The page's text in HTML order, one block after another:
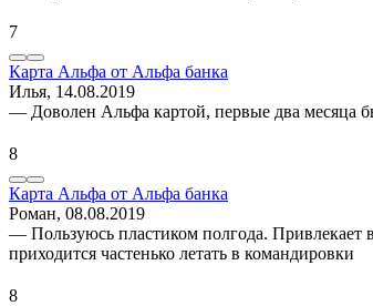
7
Карта Альфа от Альфа банка
Илья, 14.08.2019
— Доволен Альфа картой, первые два месяца
8
Карта Альфа от Альфа банка
Роман, 08.08.2019
— Пользуюсь пластиком полгода. Привлекает
приходится частенько летать в командировки
8